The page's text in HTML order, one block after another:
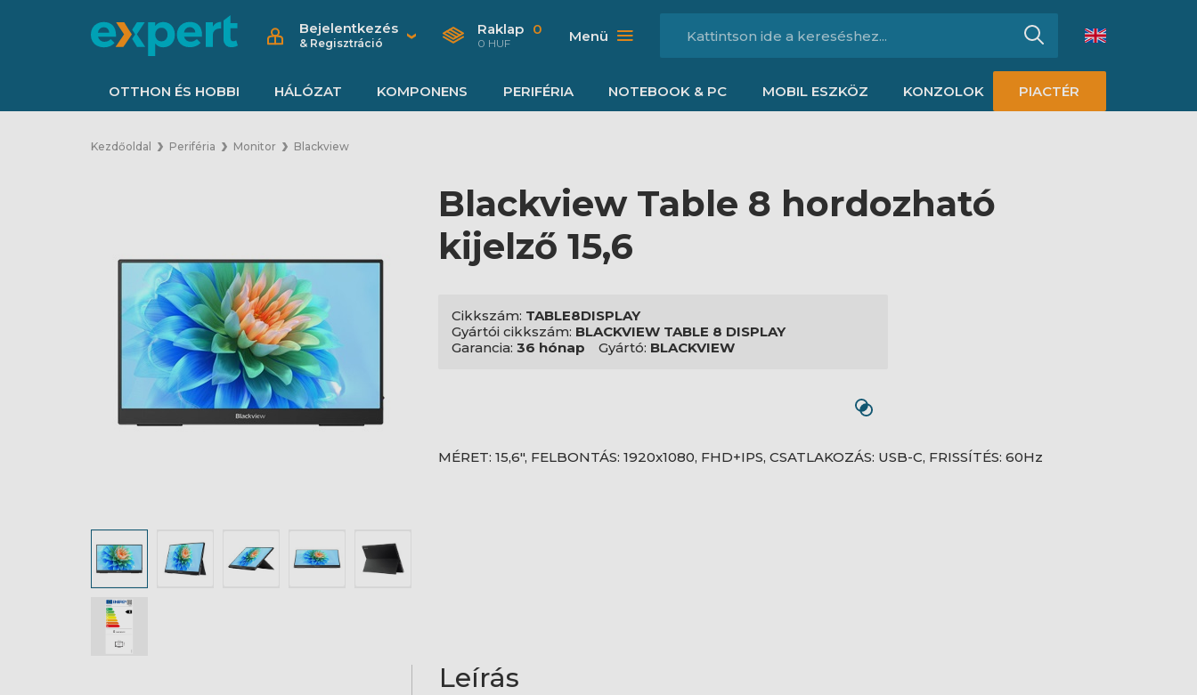
Bejelentkezés
& Regisztráció
Raklap 0
0 HUF Menü
OTTHON ÉS HOBBI HÁLÓZAT KOMPONENS PERIFÉRIA NOTEBOOK & PC MOBIL ESZKÖZ KONZOLOK PIACTÉR
Kezdőoldal Periféria Monitor Blackview
Blackview Table 8 hordozható
kijelző 15,6
Cikkszám: TABLE8DISPLAY
Gyártói cikkszám: BLACKVIEW TABLE 8 DISPLAY
Garancia: 36 hónap Gyártó: BLACKVIEW
MÉRET: 15,6", FELBONTÁS: 1920x1080, FHD+IPS, CSATLAKOZÁS: USB-C, FRISSÍTÉS: 60Hz
Leírás